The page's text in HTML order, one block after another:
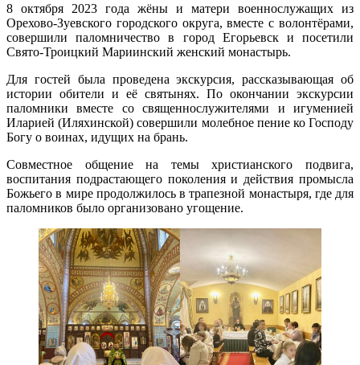
8 октября 2023 года жёны и матери военнослужащих из
Орехово-Зуевского городского округа, вместе с волонтёрами,
совершили паломничество в город Егорьевск и посетили
Свято-Троицкий Мариинский женский монастырь.
Для гостей была проведена экскурсия, рассказывающая об
истории обители и её святынях. По окончании экскурсии
паломники вместе со священнослужителями и игуменией
Иларией (Иляхинской) совершили молебное пение ко Господу
Богу о воинах, идущих на брaнь.
Совместное общение на темы христианского подвига,
воспитания подрастающего поколения и действия промысла
Божьего в мире продолжилось в трапезной монастыря, где для
паломников было организовано угощение.